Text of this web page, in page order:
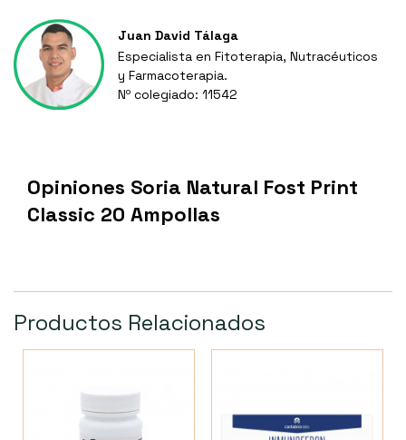
Juan David Tálaga
Especialista en Fitoterapia, Nutracéuticos
y Farmacoterapia.
Nº colegiado: 11542
Opiniones Soria Natural Fost Print
Classic 20 Ampollas
Productos Relacionados